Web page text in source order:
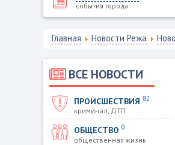
события города
Главная Новости Режа
ВСЕ НОВОСТИ
ПРОИСШЕСТВИЯ 82
криминал, ДТП
ОБЩЕСТВО 0
общественная жизнь